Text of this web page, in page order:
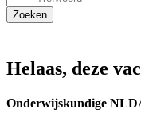
Helaas, deze
Onderwijskundige